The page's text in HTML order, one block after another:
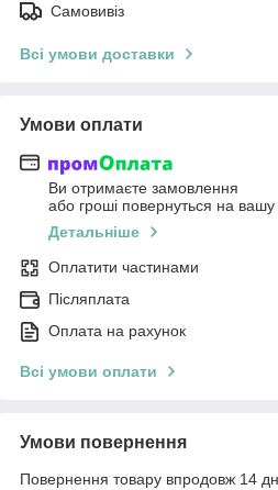
Самовивіз
Всі умови доставки
Умови оплати
Ви отримаєте замовлення
або гроші повернуться на вашу
Детальніше
Оплатити частинами
Післяплата
Оплата на рахунок
Всі умови оплати
Умови повернення
Повернення товару впродовж 14